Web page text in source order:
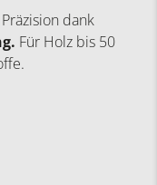
dank
Für Holz bis 50